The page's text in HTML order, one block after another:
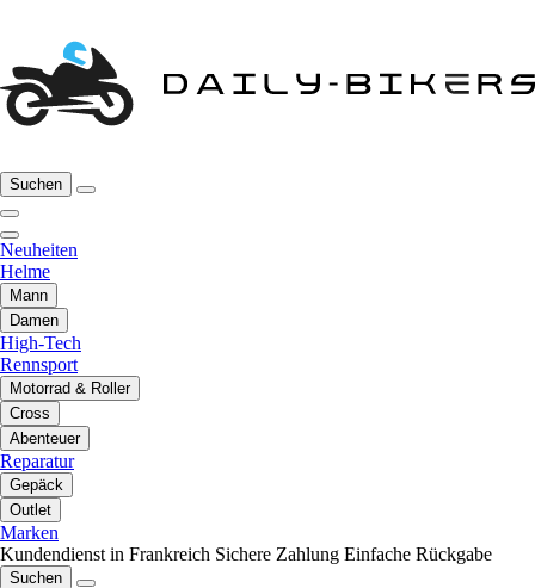
Suchen
Neuheiten
Helme
Mann
Damen
High-Tech
Rennsport
Motorrad & Roller
Cross
Abenteuer
Reparatur
Gepäck
Outlet
Marken
Kundendienst in Frankreich Sichere Zahlung Einfache Rückgabe
Suchen